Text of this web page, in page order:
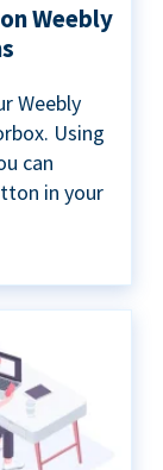
Weebly
Weebly
Using
can
in your